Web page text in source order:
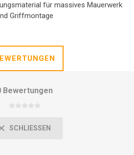
für massives Mauerwerk
Griffmontage
Bewertungen
SCHLIESSEN